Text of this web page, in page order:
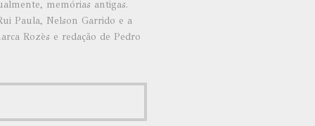
memórias antigas.
Paula, Nelson Garrido e a
Rozès e redação de Pedro